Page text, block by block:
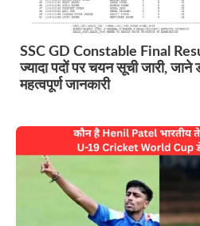
SSC GD Constable Final
ज्यादा पदों पर चयन सूची जारी,
महत्वपूर्ण जानकारी